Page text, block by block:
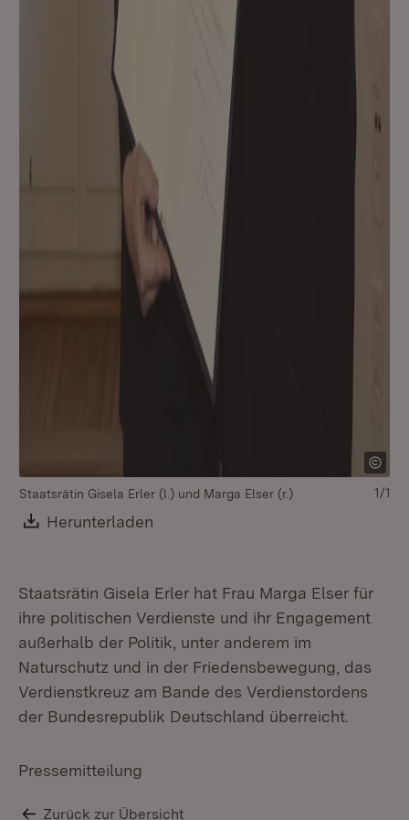
Staatsrätin Gisela Erler (l.) und Marga Elser (r.)
Download:
Herunterladen
1/1
Staatsrätin Gisela Erler hat Frau Marga Elser für
ihre politischen Verdienste und ihr Engagement
außerhalb der Politik, unter anderem im
Naturschutz und in der Friedensbewegung, das
Verdienstkreuz am Bande des Verdienstordens
der Bundesrepublik Deutschland überreicht.
Pressemitteilung
Zurück zur Übersicht